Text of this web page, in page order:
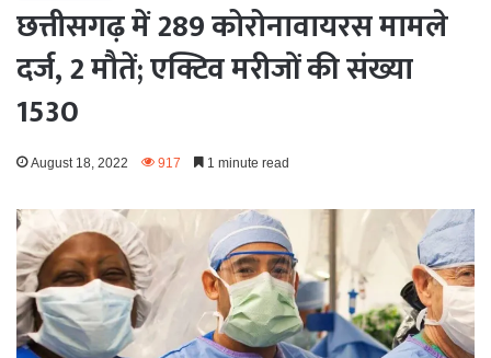
छत्तीसगढ़ में 289 कोरोनावायरस मामले
दर्ज, 2 मौतें; एक्टिव मरीजों की संख्या
1530
August 18, 2022 917 1 minute read